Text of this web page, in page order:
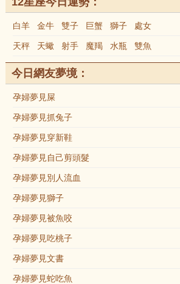
白羊 金牛 雙子 巨蟹 獅子 處女
天秤 天蠍 射手 魔羯 水瓶 雙魚
今日網友夢境：
孕婦夢見屎
孕婦夢見抓兔子
孕婦夢見穿新鞋
孕婦夢見自己剪頭髮
孕婦夢見別人流血
孕婦夢見獅子
孕婦夢見被魚咬
孕婦夢見吃桃子
孕婦夢見文書
孕婦夢見蛇吃魚